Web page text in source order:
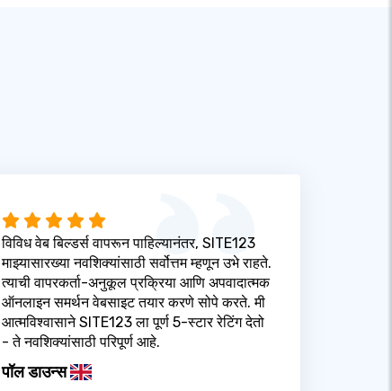
विविध वेब बिल्डर्स वापरून पाहिल्यानंतर, SITE123
माझ्यासारख्या नवशिक्यांसाठी सर्वोत्तम म्हणून उभे राहते.
त्याची वापरकर्ता-अनुकूल प्रक्रिया आणि अपवादात्मक
ऑनलाइन समर्थन वेबसाइट तयार करणे सोपे करते. मी
आत्मविश्वासाने SITE123 ला पूर्ण 5-स्टार रेटिंग देतो
- ते नवशिक्यांसाठी परिपूर्ण आहे.
पॉल डाउन्स